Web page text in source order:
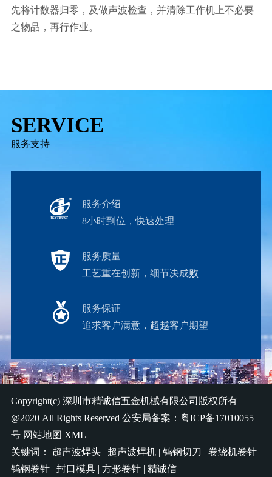
先将计数器归零，及做声波检查，并清除工作机上不必要
之物品，再行作业。
SERVICE
服务支持
服务介绍
8小时到位，快速处理
服务质量
工艺重在创新，细节决成败
服务保证
追求客户满意，超越客户期望
Copyright(c) 深圳市精诚信五金机械有限公司 版权所有
@2020 All Rights Reserved 公安局备案： 粤ICP备17010055
号 网站地图 XML
关键词： 超声波焊头| 超声波焊机| 钨钢切刀 | 卷绕机卷针|
钨钢卷针| 封口模具| 方形卷针| 精诚信